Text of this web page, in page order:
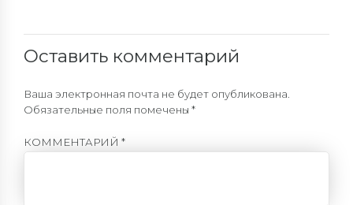
Оставить комментарий
Ваша электронная почта не будет опубликована.
Обязательные поля помечены *
КОММЕНТАРИЙ *